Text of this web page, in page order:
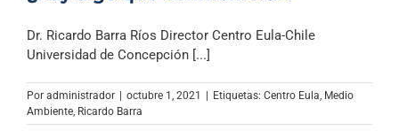
Dr. Ricardo Barra Ríos Director Centro Eula-Chile
Universidad de Concepción [...]
Por administrador | octubre 1, 2021 | Etiquetas: Centro Eula Medio
Ambiente Ricardo Barra